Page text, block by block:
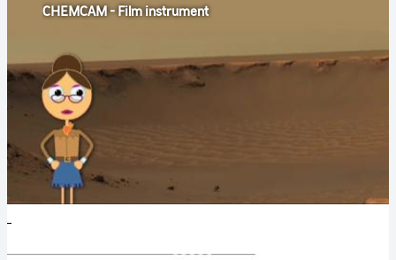
CHEMCAM - Film instrument